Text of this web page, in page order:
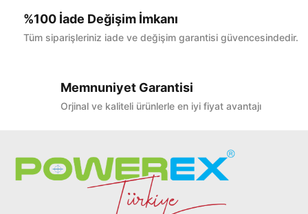
%100 İade Değişim İmkanı
Tüm siparişleriniz iade ve değişim garantisi güvencesindedir.
Memnuniyet Garantisi
Orjinal ve kaliteli ürünlerle en iyi fiyat avantajı